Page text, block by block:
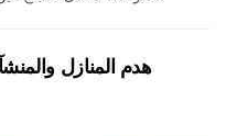
هدم المنازل